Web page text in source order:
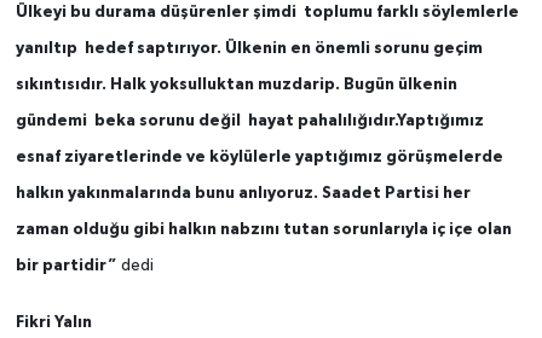
Ülkeyi bu durama düşürenler şimdi toplumu farklı söylemlerle
yanıltıp hedef saptırıyor. Ülkenin en önemli sorunu geçim
sıkıntısıdır. Halk yoksulluktan muzdarip. Bugün ülkenin
gündemi beka sorunu değil hayat pahalılığıdır.Yaptığımız
esnaf ziyaretlerinde ve köylülerle yaptığımız görüşmelerde
halkın yakınmalarında bunu anlıyoruz. Saadet Partisi her
zaman olduğu gibi halkın nabzını tutan sorunlarıyla iç içe olan
bir partidir” dedi
Fikri Yalın